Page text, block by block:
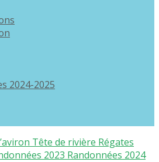
2024-2025
Tête de rivière Régates
2023 Randonnées 2024